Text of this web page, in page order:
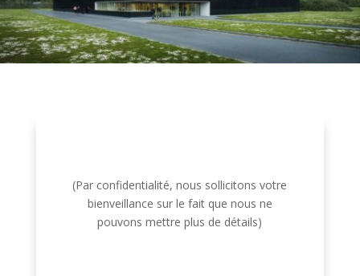
(Par confidentialité, nous sollicitons votre
bienveillance sur le fait que nous ne
pouvons mettre plus de détails)